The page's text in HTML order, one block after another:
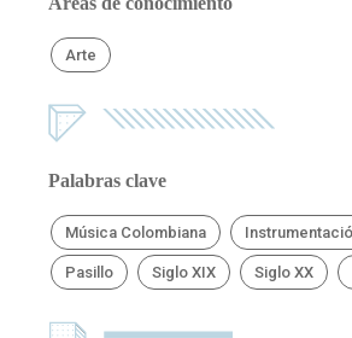
Arte
Palabras clave
Música Colombiana
Pasillo Siglo XIX Siglo XX